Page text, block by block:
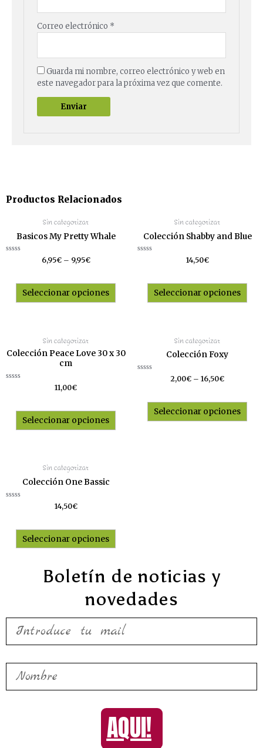
Correo electrónico *
Guarda mi nombre, correo electrónico y web en
este navegador para la próxima vez que comente.
Productos Relacionados
Sin categorizar
Basicos My Pretty Whale
6,95€– 9,95€
Seleccionar opciones
Sin categorizar
Colección Shabby and Blue
14,50€
Seleccionar opciones
Sin categorizar
Colección Peace Love 30 x 30
cm
11,00€
Seleccionar opciones
Sin categorizar
Colección Foxy
2,00€ – 16,50€
Seleccionar opciones
Sin categorizar
Colección One Bassic
14,50€
Seleccionar opciones
Boletín de noticias y
novedades
AQUI!